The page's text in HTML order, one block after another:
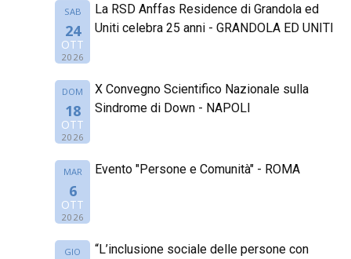
SAB
24
OTT
2026
La RSD Anffas Residence di Grandola ed
Uniti celebra 25 anni - GRANDOLA ED UNITI
DOM
18
OTT
2026
X Convegno Scientifico Nazionale sulla
Sindrome di Down - NAPOLI
MAR
6
OTT
2026
Evento "Persone e Comunità" - ROMA
GIO
“L’inclusione sociale delle persone con